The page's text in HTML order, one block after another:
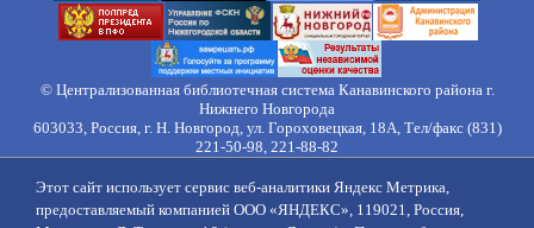
© Централизованная библиотечная система Канавинского района г.
Нижнего Новгорода
603033, Россия, г. Н. Новгород, ул. Гороховецкая, 18А, Тел/факс (831)
221-50-98, 221-88-82
Противодействие коррупции
Противодействие
идеологии терроризма
Напишите нам
Этот сайт использует сервис веб-аналитики Яндекс Метрика,
предоставляемый компанией ООО «ЯНДЕКС», 119021, Россия,